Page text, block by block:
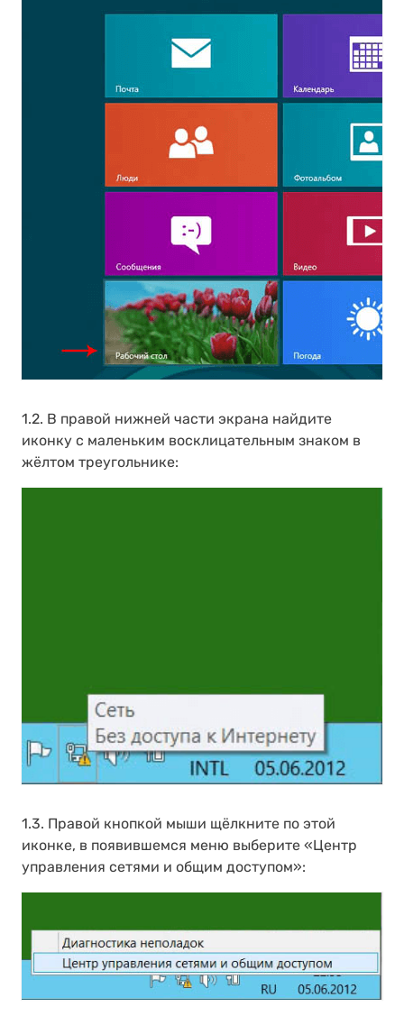
1.2. В правой нижней части экрана найдите
иконку с маленьким восклицательным знаком в
жёлтом треугольнике:
1.3. Правой кнопкой мыши щёлкните по этой
иконке, в появившемся меню выберите «Центр
управления сетями и общим доступом»: